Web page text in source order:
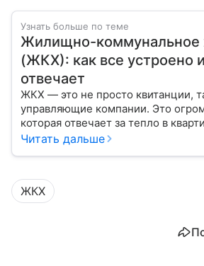
Узнать больше по теме
Жилищно-коммунальное
(ЖКХ): как все устроено и
отвечает
ЖКХ — это не просто квитанции,
управляющие компании. Это
которая отвечает за тепло в
кране, освещение улиц и чистоту
Читать дальше
ЖКХ